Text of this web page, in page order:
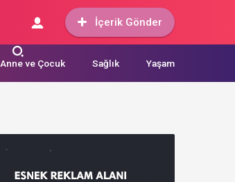
İçerik Gönder
Anne ve Çocuk Sağlık Yaşam